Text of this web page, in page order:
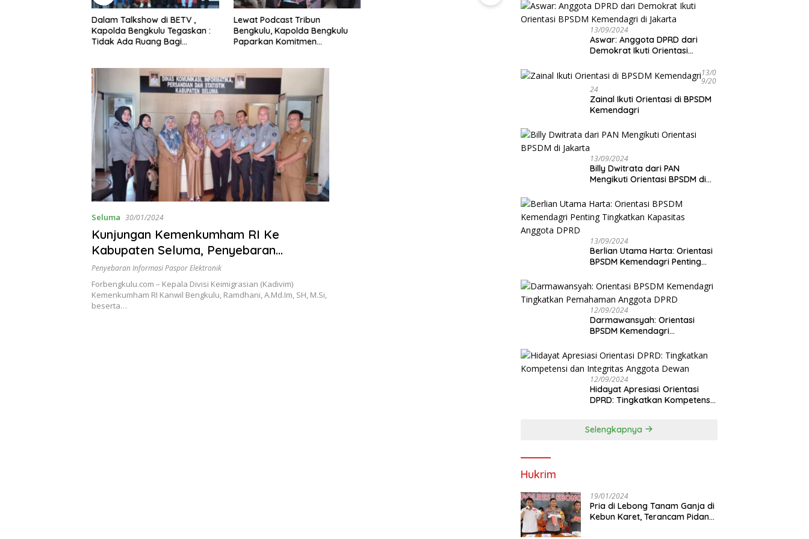
Dalam Talkshow di BETV ,
Kapolda Bengkulu Tegaskan :
Tidak Ada Ruang Bagi
Lewat Podcast Tribun
Bengkulu, Kapolda Bengkulu
Paparkan Komitmen
Di Balik Pengabdian Lebih dari
1.000 Taruna, 71 Taruni Akpol
Perkuat Pembentukan
Karakter Siswa Sekolah Rakyat
Seluma 30/01/2024
Kunjungan Kemenkumham RI Ke
Kabupaten Seluma, Penyebaran
Informasi Paspor Elektronik
Penyebaran Informasi Paspor Elektronik
Forbengkulu.com – Kepala Divisi Keimigrasian (Kadivim)
Kemenkumham RI Kanwil Bengkulu, Ramdhani, A.Md.Im, SH, M.Si,
beserta…
13/09/2024
Aswar: Anggota DPRD dari
Demokrat Ikuti Orientasi
13/0
9/20
24
Zainal Ikuti Orientasi di BPSDM
Kemendagri
13/09/2024
Billy Dwitrata dari PAN
Mengikuti Orientasi BPSDM di
13/09/2024
Berlian Utama Harta: Orientasi
BPSDM Kemendagri Penting
DPRD
12/09/2024
Darmawansyah: Orientasi
BPSDM Kemendagri
Anggota DPRD
12/09/2024
Hidayat Apresiasi Orientasi
DPRD: Tingkatkan Kompetensi
Selengkapnya
Hukrim
19/01/2024
Pria di Lebong Tanam Ganja di
Kebun Karet, Terancam Pidana